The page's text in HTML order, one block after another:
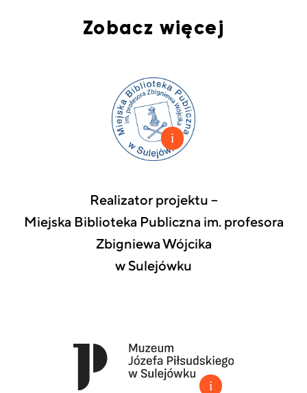
Zobacz więcej
Realizator projektu –
Miejska Biblioteka Publiczna im. profesora
Zbigniewa Wójcika
w Sulejówku